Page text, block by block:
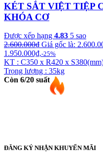
KÉT SẮT VIỆT TIỆP
KHÓA CƠ
Được xếp hạng 4.83 5 sao
2.600.000₫ Giá gốc là:
1.950.000₫.-25%
KT : C350 x R420 x
Trọng lượng : 35kg
Còn 6/20 suất
ĐĂNG KÝ NHẬN KHUYẾN MÃI